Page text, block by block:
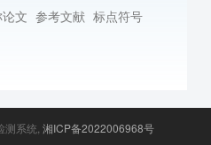
文 参考文献 标点符号
系统, 湘ICP备2022006968号